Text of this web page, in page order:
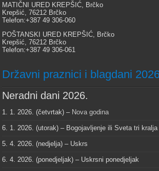
MATIČNI URED KREPŠIĆ, Brčko
Krepšić, 76212 Brčko
Telefon:+387 49 306-060
POŠTANSKI URED KREPŠIĆ, Brčko
Krepšić, 76212 Brčko
Telefon:+387 49 306-061
Državni praznici i blagdani
Neradni dani 2026.
1. 1. 2026. (četvrtak) – Nova godina
6. 1. 2026. (utorak) – Bogojavljenje ili Sveta tri kralja
5. 4. 2026. (nedjelja) – Uskrs
6. 4. 2026. (ponedjeljak) – Uskrsni ponedjeljak